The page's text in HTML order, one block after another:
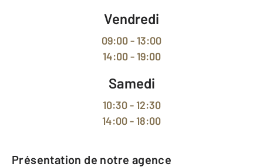
Vendredi
09:00 - 13:00
14:00 - 19:00
Samedi
10:30 - 12:30
14:00 - 18:00
Présentation de notre agence